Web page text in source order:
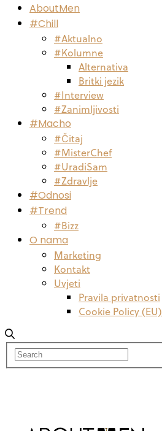
AboutMen
#Chill
#Aktualno
#Kolumne
Alternativa
Britki jezik
#Interview
#Zanimljivosti
#Macho
#Čitaj
#MisterChef
#UradiSam
#Zdravlje
#Odnosi
#Trend
#Bizz
O nama
Marketing
Kontakt
Uvjeti
Pravila privatnosti
Cookie Policy (EU)